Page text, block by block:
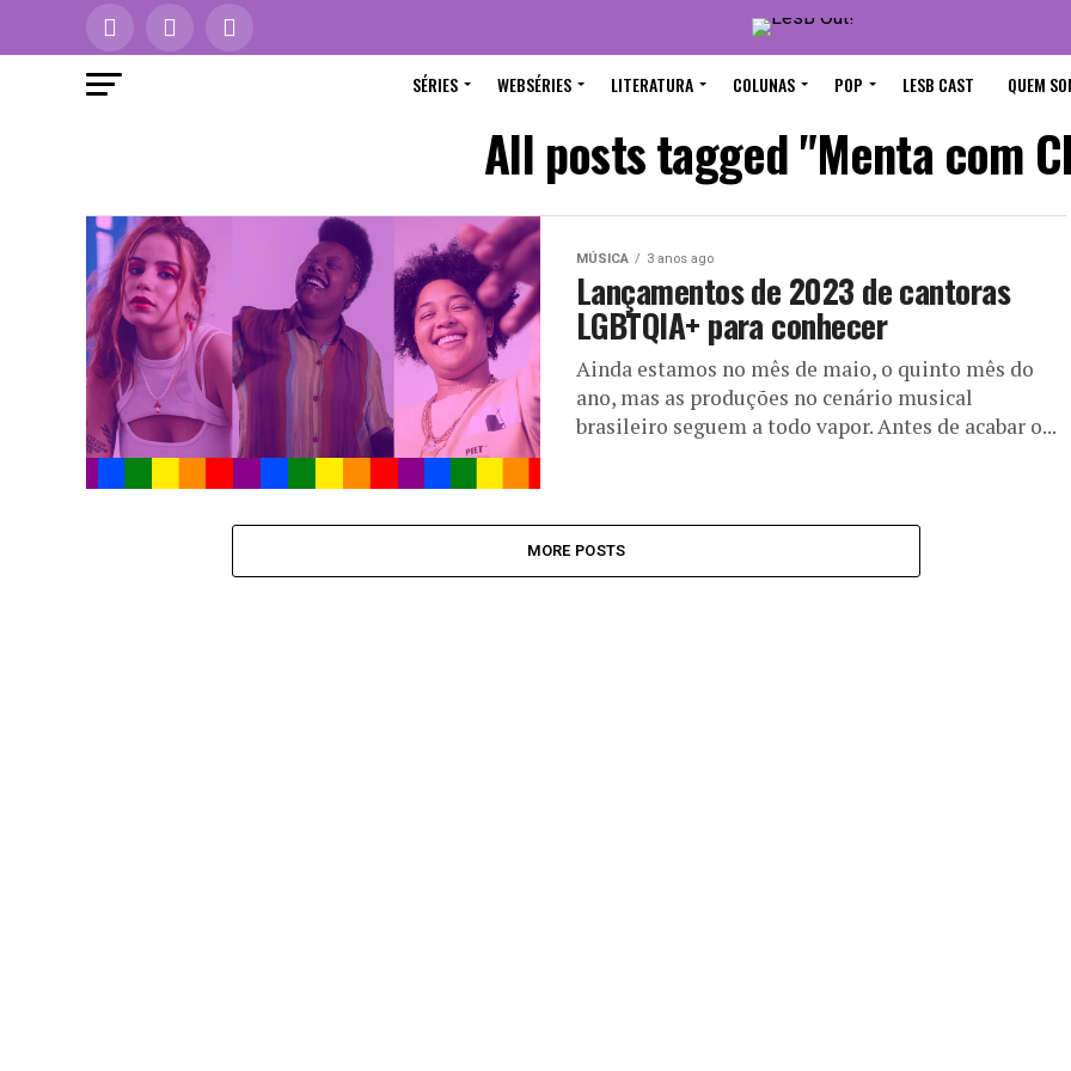
SÉRIES WEBSÉRIES LITERATURA COLUNAS POP LESB CAST QUEM
All posts tagged "Menta com
MÚSICA 3 anos ago
Lançamentos de 2023 de cantoras
LGBTQIA+ para conhecer
Ainda estamos no mês de maio, o quinto mês do
ano, mas as produções no cenário musical
brasileiro seguem a todo vapor. Antes de acabar o...
MORE POSTS